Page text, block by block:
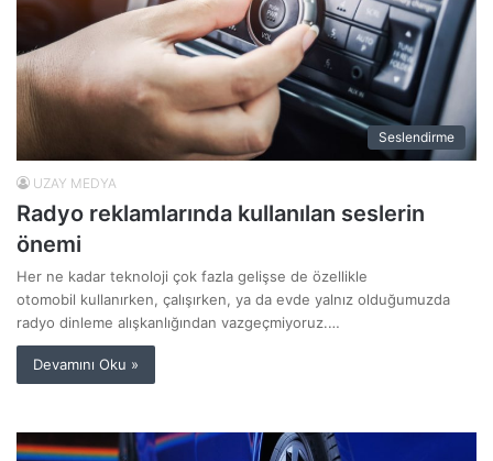
Seslendirme
UZAY MEDYA
Radyo reklamlarında kullanılan seslerin
önemi
Her ne kadar teknoloji çok fazla gelişse de özellikle
otomobil kullanırken, çalışırken, ya da evde yalnız olduğumuzda
radyo dinleme alışkanlığından vazgeçmiyoruz.…
Devamını Oku »